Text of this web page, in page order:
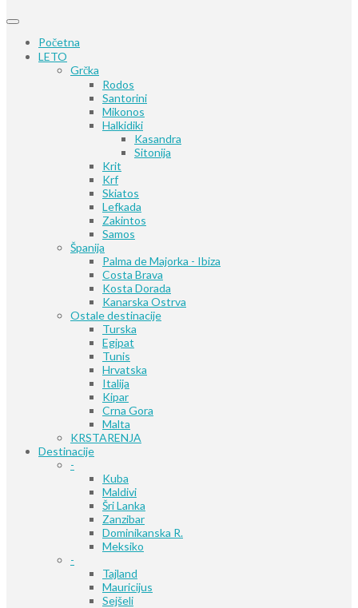
Početna
LETO
Grčka
Rodos
Santorini
Mikonos
Halkidiki
Kasandra
Sitonija
Krit
Krf
Skiatos
Lefkada
Zakintos
Samos
Španija
Palma de Majorka - Ibiza
Costa Brava
Kosta Dorada
Kanarska Ostrva
Ostale destinacije
Turska
Egipat
Tunis
Hrvatska
Italija
Kipar
Crna Gora
Malta
KRSTARENJA
Destinacije
-
Kuba
Maldivi
Šri Lanka
Zanzibar
Dominikanska R.
Meksiko
-
Tajland
Mauricijus
Sejšeli